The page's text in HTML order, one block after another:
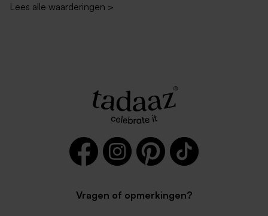
Lees alle waarderingen >
Vragen of opmerkingen?